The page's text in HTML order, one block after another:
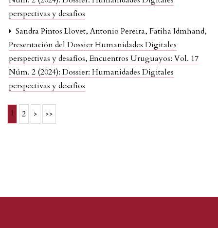
perspectivas y desafíos
Sandra Pintos Llovet, Antonio Pereira, Fatiha Idmhand,
Presentación del Dossier Humanidades Digitales
perspectivas y desafíos,Encuentros Uruguayos: Vol. 17
Núm. 2 (2024): Dossier: Humanidades Digitales
perspectivas y desafíos
1 2 > >>